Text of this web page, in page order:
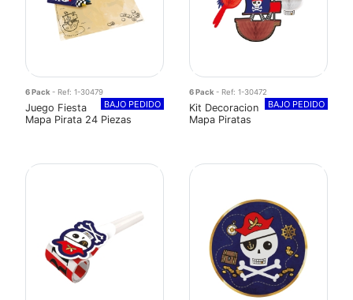
6 Pack - Ref: 1-30479
BAJO PEDIDO
Juego Fiesta
Mapa Pirata 24 Piezas
6 Pack - Ref: 1-30472
BAJO PEDIDO
Kit Decoracion
Mapa Piratas